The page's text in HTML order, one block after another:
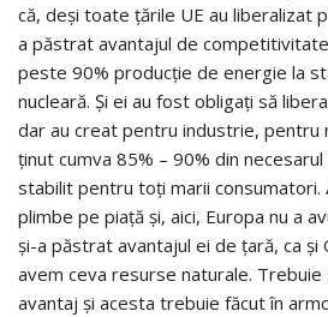
că, deși toate țările UE au liberalizat
a păstrat avantajul de
peste 90% producție de energie la
nucleară. Și ei au fost obligați să
dar au creat pentru industrie, pentru
ținut cumva 85% – 90% din
stabilit pentru toți marii consumatori.
plimbe pe piață și, aici, Europa nu a
și-a păstrat avantajul ei de țară, ca și
avem ceva resurse naturale. Trebuie
avantaj și acesta trebuie făcut în